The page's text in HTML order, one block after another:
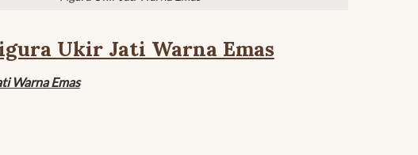
Ukir Jati Warna Emas
Warna Emas